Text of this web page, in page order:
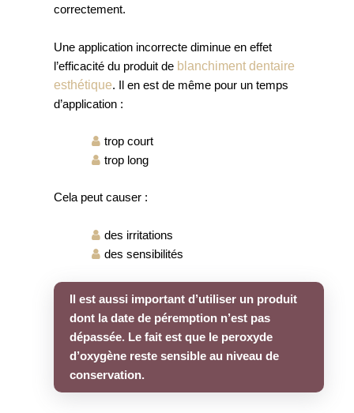
correctement.
Une application incorrecte diminue en effet
l’efficacité du produit de blanchiment dentaire
esthétique. Il en est de même pour un temps
d’application :
trop court
trop long
Cela peut causer :
des irritations
des sensibilités
Il est aussi important d’utiliser un produit
dont la date de péremption n’est pas
dépassée. Le fait est que le peroxyde
d’oxygène reste sensible au niveau de
conservation.